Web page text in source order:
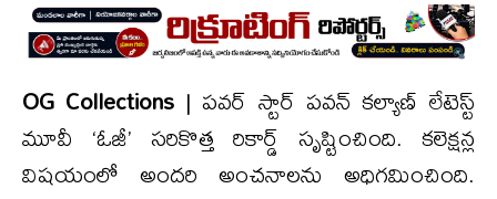
OG Collections | పవర్ స్టార్ పవన్ కల్యాణ్ లేటెస్ట్
మూవీ ‘ఓజీ’ సరికొత్త రికార్డ్ సృష్టించింది. కలెక్షన్ల
విషయంలో అందరి అంచనాలను అధిగమించింది.